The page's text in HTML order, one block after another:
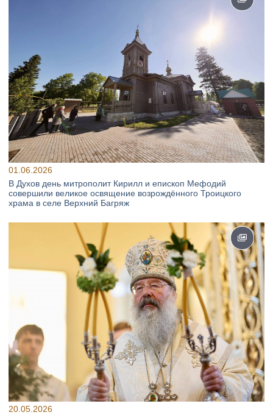
01.06.2026
В Духов день митрополит Кирилл и епископ Мефодий
совершили великое освящение возрождённого Троицкого
храма в селе Верхний Багряж
20.05.2026